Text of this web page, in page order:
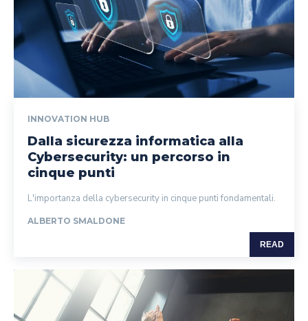
INNOVATION HUB
Dalla sicurezza informatica alla
Cybersecurity: un percorso in
cinque punti
L'importanza della cybersecurity in cinque punti fondamentali.
ALBERTO SMALDONE
READ